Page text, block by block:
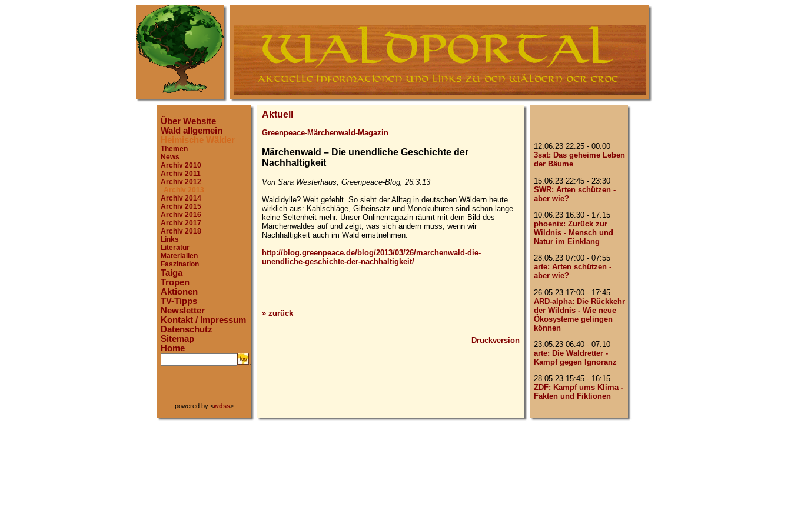
Über Website
Wald allgemein
Heimische Wälder
Themen
News
Archiv 2010
Archiv 2011
Archiv 2012
Archiv 2013
Archiv 2014
Archiv 2015
Archiv 2016
Archiv 2017
Archiv 2018
Links
Literatur
Materialien
Faszination
Taiga
Tropen
Aktionen
TV-Tipps
Newsletter
Kontakt / Impressum
Datenschutz
Sitemap
Home
.
powered by <wdss>
Aktuell
Greenpeace-Märchenwald-Magazin
Märchenwald – Die unendliche Geschichte der
Nachhaltigkeit
Von Sara Westerhaus, Greenpeace-Blog, 26.3.13
Waldidylle? Weit gefehlt. So sieht der Alltag in deutschen Wäldern heute
wirklich aus: Kahlschläge, Gifteinsatz und Monokulturen sind schon lange
keine Seltenheit mehr. Unser Onlinemagazin räumt mit dem Bild des
Märchenwaldes auf und zeigt, was sich ändern muss, wenn wir
Nachhaltigkeit auch im Wald ernstnehmen.
http://blog.greenpeace.de/blog/2013/03/26/marchenwald-die-
unendliche-geschichte-der-nachhaltigkeit/
» zurück
Druckversion
12.06.23 22:25 - 00:00
3sat: Das geheime Leben
der Bäume
15.06.23 22:45 - 23:30
SWR: Arten schützen -
aber wie?
10.06.23 16:30 - 17:15
phoenix: Zurück zur
Wildnis - Mensch und
Natur im Einklang
28.05.23 07:00 - 07:55
arte: Arten schützen -
aber wie?
26.05.23 17:00 - 17:45
ARD-alpha: Die Rückkehr
der Wildnis - Wie neue
Ökosysteme gelingen
können
23.05.23 06:40 - 07:10
arte: Die Waldretter -
Kampf gegen Ignoranz
28.05.23 15:45 - 16:15
ZDF: Kampf ums Klima -
Fakten und Fiktionen